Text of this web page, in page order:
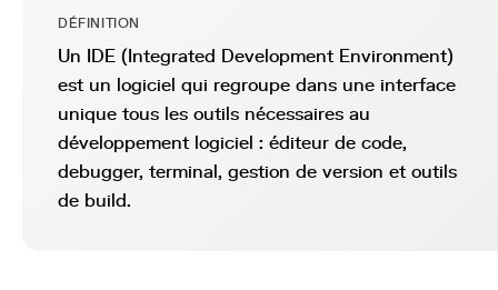
DÉFINITION
Un IDE (Integrated Development Environment)
est un logiciel qui regroupe dans une interface
unique tous les outils nécessaires au
développement logiciel : éditeur de code,
debugger, terminal, gestion de version et outils
de build.